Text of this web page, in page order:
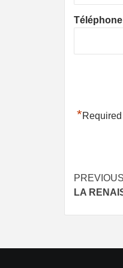
Téléphone
*
Post
PREVIOUS
LA